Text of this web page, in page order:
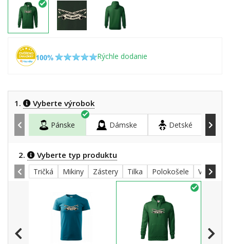
Rýchle dodanie
1. Vyberte výrobok
Pánske Dámske Detské
2. Vyberte typ produktu
Tričká Mikiny Zástery Tilka Polokošele Všetky